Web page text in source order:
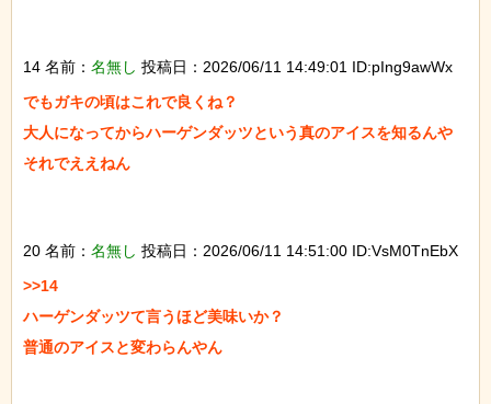
14 名前： 名無し 投稿日：2026/06/11 14:49:01 ID:pIng9awWx
でもガキの頃はこれで良くね？
大人になってからハーゲンダッツという真のアイスを知るんや
それでええねん
20 名前： 名無し 投稿日：2026/06/11 14:51:00 ID:VsM0TnEbX
>>14
ハーゲンダッツて言うほど美味いか？
普通のアイスと変わらんやん